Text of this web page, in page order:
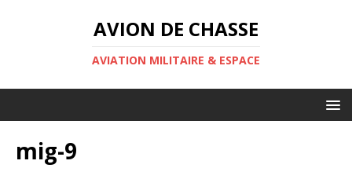
AVION DE CHASSE
AVIATION MILITAIRE & ESPACE
mig-9